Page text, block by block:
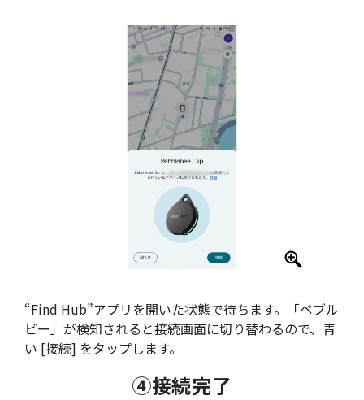
“Find Hub”アプリを開いた状態で待ちます。「ペブル
ビー」が検知されると接続画面に切り替わるので、青
い [接続] をタップします。
④接続完了